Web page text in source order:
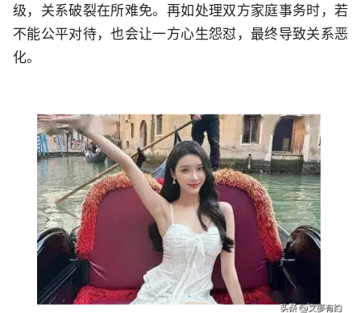
级，关系破裂在所难免。再如处理双方家庭事务时，若
不能公平对待，也会让一方心生怨怼，最终导致关系恶
化。